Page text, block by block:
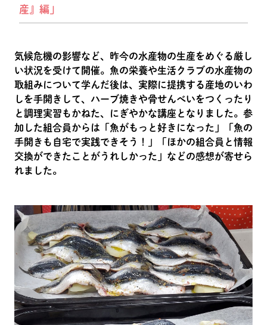
産』編」
気候危機の影響など、昨今の水産物の生産をめぐる厳し
い状況を受けて開催。魚の栄養や生活クラブの水産物の
取組みについて学んだ後は、実際に提携する産地のいわ
しを手開きして、ハーブ焼きや骨せんべいをつくったり
と調理実習もかねた、にぎやかな講座となりました。参
加した組合員からは「魚がもっと好きになった」「魚の
手開きも自宅で実践できそう！」「ほかの組合員と情報
交換ができたことがうれしかった」などの感想が寄せら
れました。